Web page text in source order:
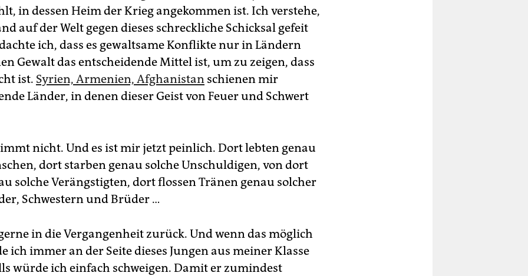
in dessen Heim der Krieg angekommen ist. Ich verstehe,
auf der Welt gegen dieses schreckliche Schicksal gefeit
ich, dass es gewaltsame Konflikte nur in Ländern
Gewalt das entscheidende Mittel ist, um zu zeigen, dass
ist. Syrien, Armenien, Afghanistan schienen mir
Länder, in denen dieser Geist von Feuer und Schwert
nicht. Und es ist mir jetzt peinlich. Dort lebten genau
dort starben genau solche Unschuldigen, von dort
solche Verängstigten, dort flossen Tränen genau solcher
Schwestern und Brüder …
in die Vergangenheit zurück. Und wenn das möglich
ich immer an der Seite dieses Jungen aus meiner Klasse
würde ich einfach schweigen. Damit er zumindest